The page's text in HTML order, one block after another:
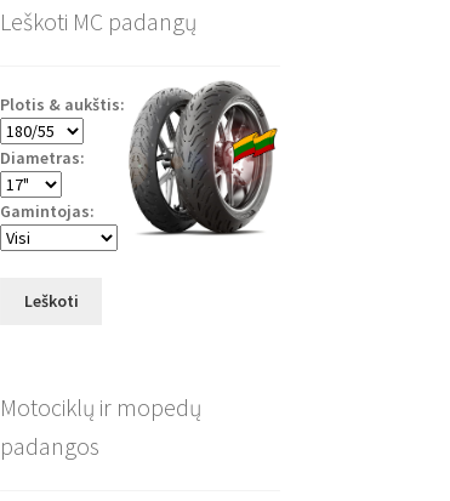
Leškoti MC padangų
Plotis & aukštis:
Diametras:
Gamintojas:
Leškoti
Motociklų ir mopedų
padangos